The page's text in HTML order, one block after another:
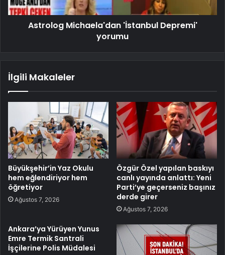
Astrolog Michaela'dan 'İstanbul Depremi'
yorumu
İlgili Makaleler
Büyükşehir’in Yaz Okulu
hem eğlendiriyor hem
öğretiyor
Ağustos 7, 2026
Özgür Özel yapılan baskıyı
canlı yayında anlattı: Yeni
Parti’ye geçerseniz başınız
derde girer
Ağustos 7, 2026
Ankara’ya Yürüyen Yunus
Emre Termik Santrali
İşçilerine Polis Müdalesi